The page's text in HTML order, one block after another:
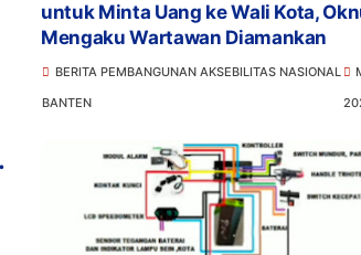
untuk Minta Uang ke Wali Kota,
Mengaku Wartawan Diamankan
BERITA PEMBANGUNAN AKSEBILITAS NASIONAL
BANTEN